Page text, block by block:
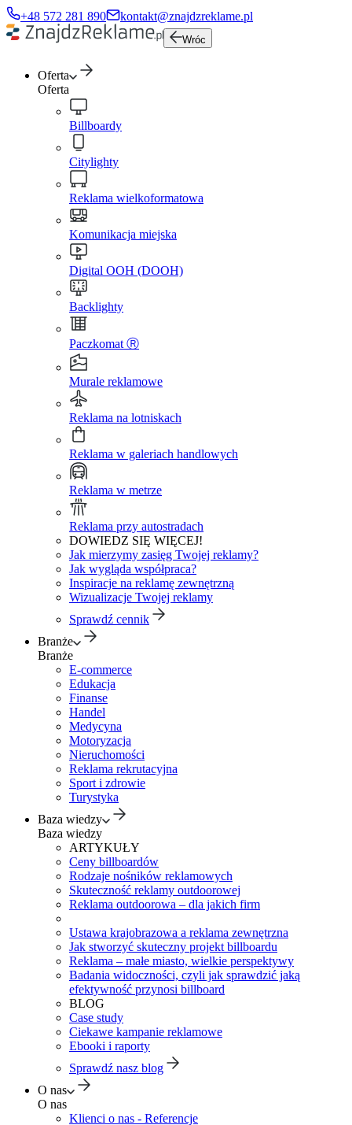
+48 572 281 890 kontakt@znajdzreklame.pl
Wróc
Oferta
Oferta
Billboardy
Citylighty
Reklama wielkoformatowa
Komunikacja miejska
Digital OOH (DOOH)
Backlighty
Paczkomat Ⓡ
Murale reklamowe
Reklama na lotniskach
Reklama w galeriach handlowych
Reklama w metrze
Reklama przy autostradach
DOWIEDZ SIĘ WIĘCEJ!
Jak mierzymy zasięg Twojej reklamy?
Jak wygląda współpraca?
Inspiracje na reklamę zewnętrzną
Wizualizacje Twojej reklamy
Sprawdź cennik
Branże
Branże
E-commerce
Edukacja
Finanse
Handel
Medycyna
Motoryzacja
Nieruchomości
Reklama rekrutacyjna
Sport i zdrowie
Turystyka
Baza wiedzy
Baza wiedzy
ARTYKUŁY
Ceny billboardów
Rodzaje nośników reklamowych
Skuteczność reklamy outdoorowej
Reklama outdoorowa – dla jakich firm
Ustawa krajobrazowa a reklama zewnętrzna
Jak stworzyć skuteczny projekt billboardu
Reklama – małe miasto, wielkie perspektywy
Badania widoczności, czyli jak sprawdzić jaką
efektywność przynosi billboard
BLOG
Case study
Ciekawe kampanie reklamowe
Ebooki i raporty
Sprawdź nasz blog
O nas
O nas
Klienci o nas - Referencje